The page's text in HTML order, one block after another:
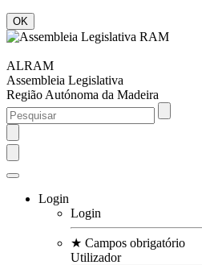
ALRAM
Assembleia Legislativa
Região Autónoma da Madeira
Login
Login
★ Campos obrigatório
Utilizador